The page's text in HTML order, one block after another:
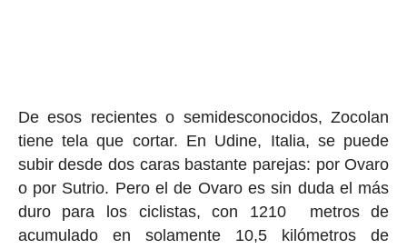
De esos recientes o semidesconocidos, Zocolan
tiene tela que cortar. En Udine, Italia, se puede
subir desde dos caras bastante parejas: por Ovaro
o por Sutrio. Pero el de Ovaro es sin duda el más
duro para los ciclistas, con 1210 metros de
acumulado en solamente 10,5 kilómetros de